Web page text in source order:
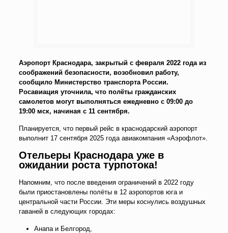
Аэропорт Краснодара, закрытый с февраля 2022 года из
соображений безопасности, возобновил работу,
сообщило Министерство транспорта России.
Росавиация уточнила, что полёты гражданских
самолетов могут выполняться ежедневно с 09:00 до
19:00 мск, начиная с 11 сентября.
Планируется, что первый рейс в краснодарский аэропорт
выполнит 17 сентября 2025 года авиакомпания «Аэрофлот».
Отельеры Краснодара уже в
ожидании роста турпотока!
Напомним, что после введения ограничений в 2022 году
были приостановлены полёты в 12 аэропортов юга и
центральной части России. Эти меры коснулись воздушных
гаваней в следующих городах:
Анапа и Белгород,